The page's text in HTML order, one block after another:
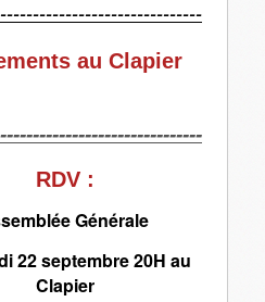
au Clapier
RDV :
Générale
22 septembre 20H au
Clapier